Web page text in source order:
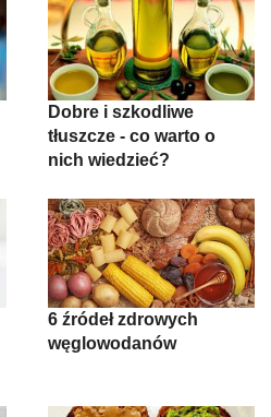
Dobre i szkodliwe
tłuszcze - co warto o
nich wiedzieć?
6 źródeł zdrowych
węglowodanów